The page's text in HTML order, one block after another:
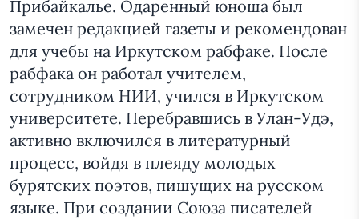
Прибайкалье. Одаренный юноша был
замечен редакцией газеты и рекомендован
для учебы на Иркутском рабфаке. После
рабфака он работал учителем,
сотрудником НИИ, учился в Иркутском
университете. Перебравшись в Улан-Удэ,
активно включился в литературный
процесс, войдя в плеяду молодых
бурятских поэтов, пишущих на русском
языке. При создании Союза писателей